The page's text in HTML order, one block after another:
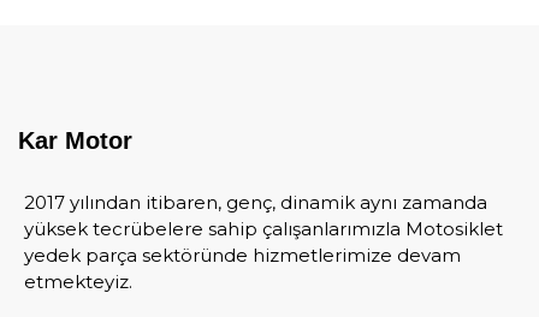
Kar Motor
2017 yılından itibaren, genç, dinamik aynı zamanda
yüksek tecrübelere sahip çalışanlarımızla Motosiklet
yedek parça sektöründe hizmetlerimize devam
etmekteyiz.